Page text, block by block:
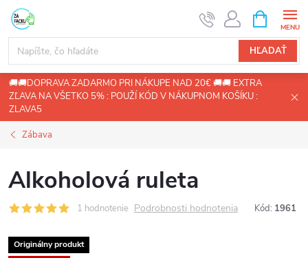
Prejsť
obsah
HĽADAŤ
KOŠÍK
🚚🚚DOPRAVA ZADARMO PRI NÁKUPE NAD 20€ 🚚🚚 EXTRA
ZĽAVA NA VŠETKO 5% : POUŽÍ KÓD V NÁKUPNOM KOŠÍKU :
ZLAVA5
Zábava
Alkoholová ruleta
1 hodnotenie Podrobnosti hodnotenia Kód: 1961
Originálny produkt